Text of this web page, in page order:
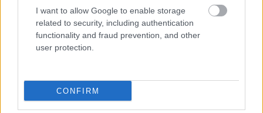
I want to allow Google to enable storage
related to security, including authentication
functionality and fraud prevention, and other
user protection.
CONFIRM
Teljesítmény 210 kW
Akkumulátor
Hatótáv (WLTP) 581 km